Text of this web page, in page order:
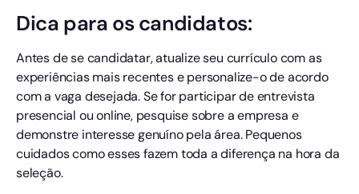
Dica para os candidatos:
Antes de se candidatar, atualize seu currículo com as
experiências mais recentes e personalize-o de acordo
com a vaga desejada. Se for participar de entrevista
presencial ou online, pesquise sobre a empresa e
demonstre interesse genuíno pela área. Pequenos
cuidados como esses fazem toda a diferença na hora da
seleção.